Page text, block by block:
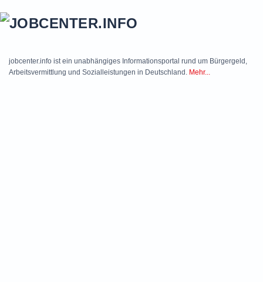
jobcenter.info ist ein unabhängiges Informationsportal rund um Bürgergeld,
Arbeitsvermittlung und Sozialleistungen in Deutschland. Mehr...